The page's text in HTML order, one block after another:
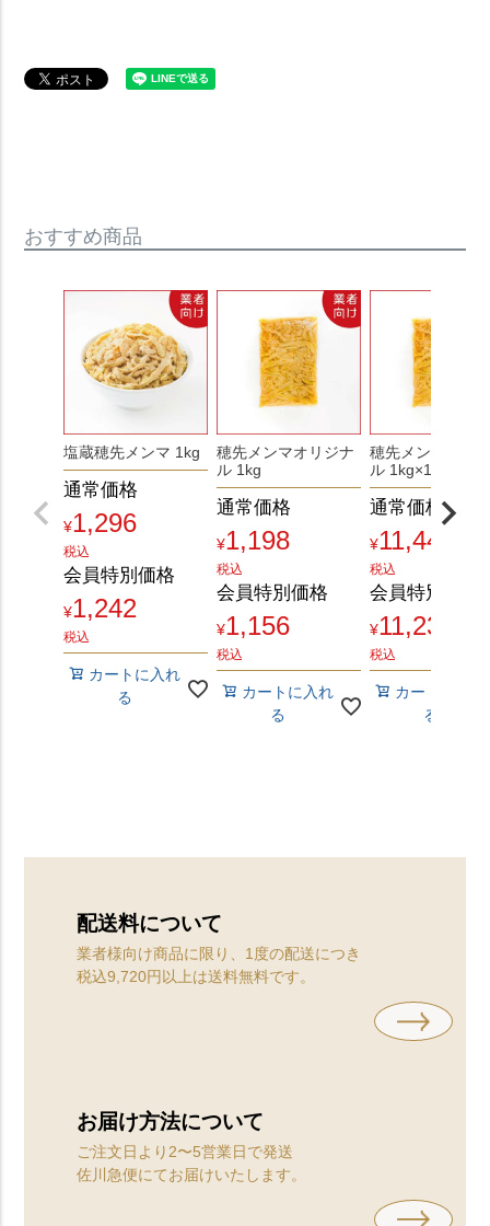
おすすめ商品
塩蔵穂先メンマ 1kg
通常価格
¥1,296
税込
会員特別価格
¥1,242
税込
カートに入れ
る
穂先メンマオリジナ
ル 1kg
通常価格
¥1,198
税込
会員特別価格
¥1,156
税込
カートに入れ
る
穂先メンマオリ
ル 1kg×10個
通常価格
¥11,448
税込
会員特別価格
¥11,232
税込
カートに入れ
る
配送料について
業者様向け商品に限り、1度の配送につき
税込9,720︎円以上は送料無料です。
お届け方法について
ご注文日より2〜5営業︎日で発送
佐川急便にてお届けいたします。